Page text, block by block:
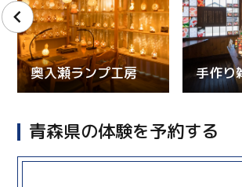
奥入瀬ランプ工房
青森県の体験を予約する
more